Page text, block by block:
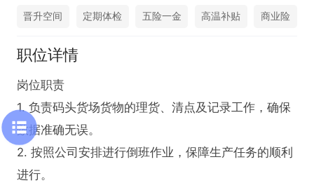
晋升空间 定期体检 五险一金 高温补贴 商业险
职位详情
岗位职责
1. 负责码头货场货物的理货、清点及记录工作，确保
数据准确无误。
2. 按照公司安排进行倒班作业，保障生产任务的顺利
进行。